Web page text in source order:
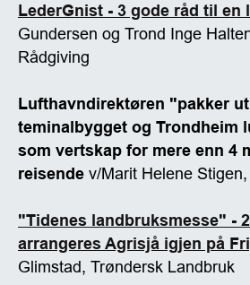
LederGnist - 3 gode råd til en
Gundersen og Trond Inge
Rådgiving
Lufthavndirektøren "pakker
teminalbygget og Trondheim
som vertskap for mere enn 4
reisende v/Marit Helene
"Tidenes landbruksmesse" -
arrangeres Agrisjå igjen på
Glimstad, Trøndersk Landbruk